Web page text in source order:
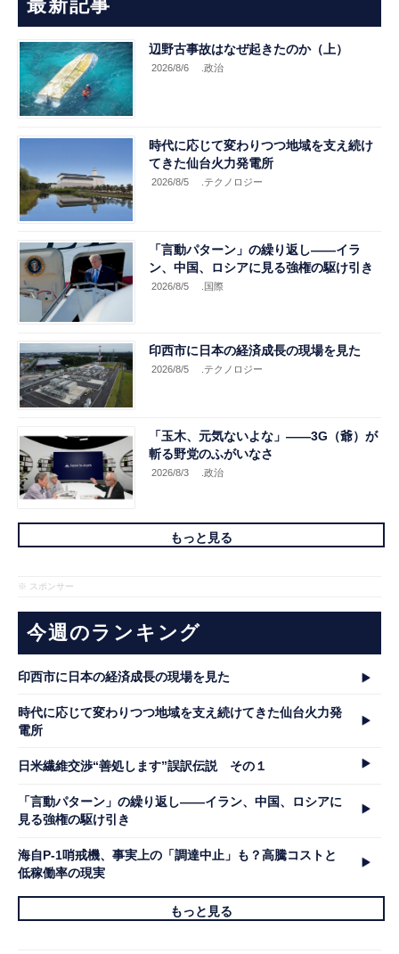
最新記事
辺野古事故はなぜ起きたのか（上）
2026/8/6 .政治
時代に応じて変わりつつ地域を支え続け
てきた仙台火力発電所
2026/8/5 .テクノロジー
「言動パターン」の繰り返し――イラ
ン、中国、ロシアに見る強権の駆け引き
2026/8/5 .国際
印西市に日本の経済成長の現場を見た
2026/8/5 .テクノロジー
「玉木、元気ないよな」――3G（爺）が
斬る野党のふがいなさ
2026/8/3 .政治
もっと見る
※ スポンサー
今週のランキング
印西市に日本の経済成長の現場を見た
時代に応じて変わりつつ地域を支え続けてきた仙台火力発
電所
日米繊維交渉“善処します”誤訳伝説 その１
「言動パターン」の繰り返し――イラン、中国、ロシアに
見る強権の駆け引き
海自P-1哨戒機、事実上の「調達中止」も？高騰コストと
低稼働率の現実
もっと見る